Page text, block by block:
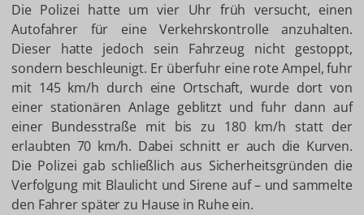
Die Polizei hatte um vier Uhr früh versucht, einen
Autofahrer für eine Verkehrskontrolle anzuhalten.
Dieser hatte jedoch sein Fahrzeug nicht gestoppt,
sondern beschleunigt. Er überfuhr eine rote Ampel, fuhr
mit 145 km/h durch eine Ortschaft, wurde dort von
einer stationären Anlage geblitzt und fuhr dann auf
einer Bundesstraße mit bis zu 180 km/h statt der
erlaubten 70 km/h. Dabei schnitt er auch die Kurven.
Die Polizei gab schließlich aus Sicherheitsgründen die
Verfolgung mit Blaulicht und Sirene auf – und sammelte
den Fahrer später zu Hause in Ruhe ein.